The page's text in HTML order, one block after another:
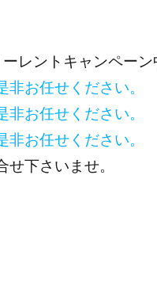
レント キャンペーン
お任せください。
お任せください。
お任せください。
下さいませ。